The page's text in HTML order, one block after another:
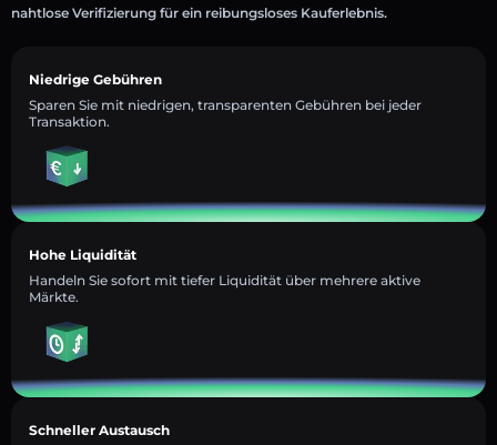
nahtlose Verifizierung für ein reibungsloses Kauferlebnis.
Niedrige Gebühren
Sparen Sie mit niedrigen, transparenten Gebühren bei jeder
Transaktion.
Hohe Liquidität
Handeln Sie sofort mit tiefer Liquidität über mehrere aktive
Märkte.
Schneller Austausch